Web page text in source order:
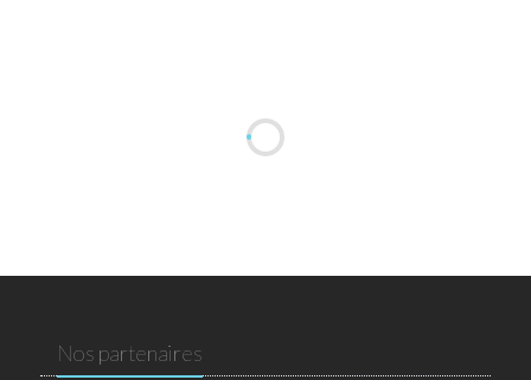
Nos partenaires